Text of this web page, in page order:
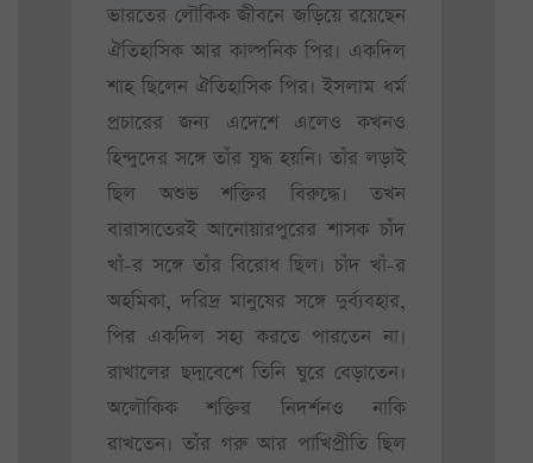
ভারতের লৌকিক জীবনে জড়িয়ে রয়েছেন
ঐতিহাসিক আর কাল্পনিক পির। একদিল
শাহ ছিলেন ঐতিহাসিক পির। ইসলাম ধর্ম
প্রচারের জন্য এদেশে এলেও কখনও
হিন্দুদের সঙ্গে তাঁর যুদ্ধ হয়নি। তাঁর লড়াই
ছিল অশুভ শক্তির বিরুদ্ধে। তখন
বারাসাতেরই আনোয়ারপুরের শাসক চাঁদ
খাঁ-র সঙ্গে তাঁর বিরোধ ছিল। চাঁদ খাঁ-র
অহমিকা, দরিদ্র মানুষের সঙ্গে দুর্ব্যবহার,
পির একদিল সহ্য করতে পারতেন না।
রাখালের ছদ্মবেশে তিনি ঘুরে বেড়াতেন।
অলৌকিক শক্তির নিদর্শনও নাকি
রাখতেন। তাঁর গরু আর পাখিপ্রীতি ছিল